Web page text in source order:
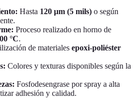
Hasta 120 μm (5 mils) o según
Proceso realizado en horno de
°C.
de materiales epoxi-poliéster
Colores y texturas disponibles según la
Fosfodesengrase por spray a alta
adhesión y calidad.